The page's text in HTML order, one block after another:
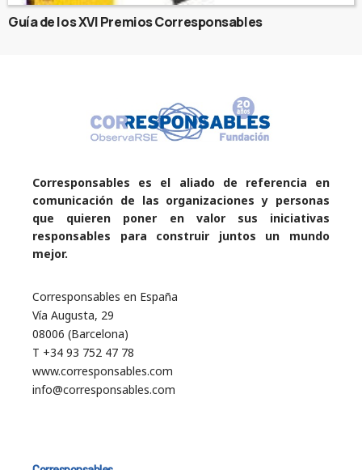
Guía de los XVI Premios Corresponsables
Corresponsables es el aliado de referencia en
comunicación de las organizaciones y personas
que quieren poner en valor sus iniciativas
responsables para construir juntos un mundo
mejor.
Corresponsables en España
Vía Augusta, 29
08006 (Barcelona)
T +34 93 752 47 78
www.corresponsables.com
info@corresponsables.com